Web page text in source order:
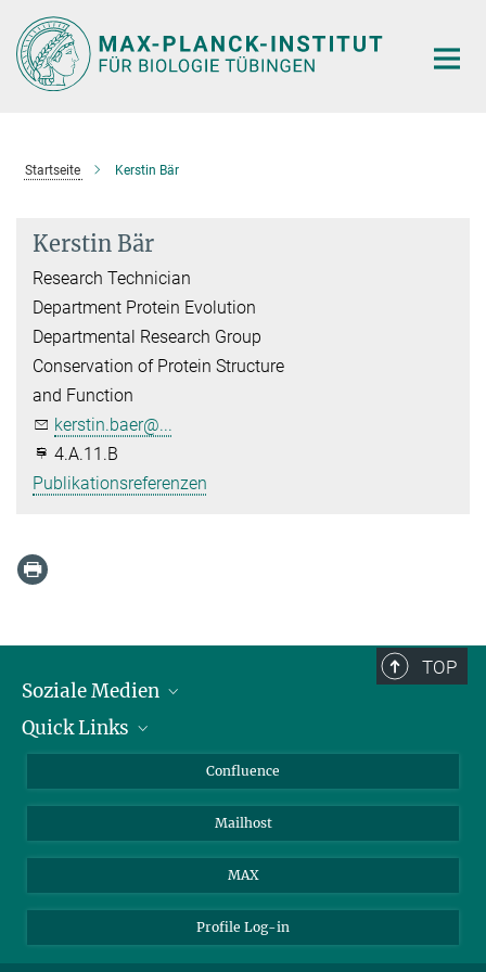
Hauptinhalt
Startseite Kerstin Bär
Kerstin Bär
Research Technician
Department Protein Evolution
Departmental Research Group
Conservation of Protein Structure
and Function
kerstin.baer@...
4.A.11.B
Publikationsreferenzen
TOP
Soziale Medien
LinkedIn
Quick Links
Für Journalisten und Journalistinnen
Ihr Weg zu uns
Confluence
Mailhost
MAX
Profile Log-in